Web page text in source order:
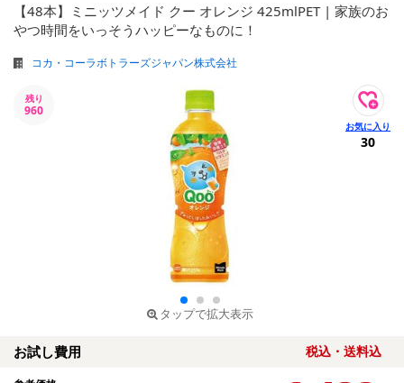
【48本】ミニッツメイド クー オレンジ 425mlPET | 家族のお
やつ時間をいっそうハッピーなものに！
コカ・コーラボトラーズジャパン株式会社
残り
960
タップで拡大表示
30
お試し費用 税込・送料込